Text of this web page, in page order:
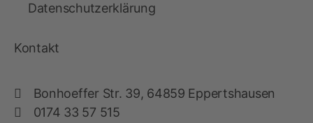
Datenschutzerklärung
Kontakt
Bonhoeffer Str. 39, 64859 Eppertshausen
0174 33 57 515